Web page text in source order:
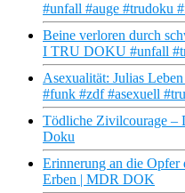
#unfall #auge #trudoku
Beine verloren durch
I TRU DOKU #unfall
Asexualität: Julias
#funk #zdf #asexuell
Tödliche Zivilcourage –
Doku
Erinnerung an die
Erben | MDR DOK